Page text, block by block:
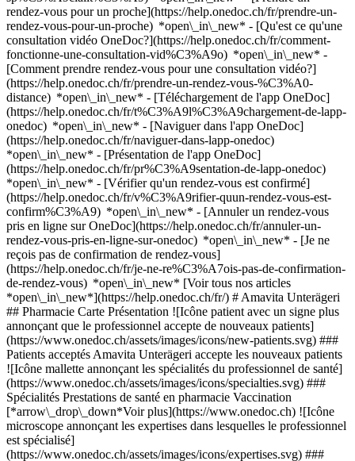
rendez-vous pour un proche](https://help.onedoc.ch/fr/prendre-un-
rendez-vous-pour-un-proche) *open\_in\_new* - [Qu'est ce qu'une
consultation vidéo OneDoc?](https://help.onedoc.ch/fr/comment-
fonctionne-une-consultation-vid%C3%A9o) *open\_in\_new* -
[Comment prendre rendez-vous pour une consultation vidéo?]
(https://help.onedoc.ch/fr/prendre-un-rendez-vous-%C3%A0-
distance) *open\_in\_new* - [Téléchargement de l'app OneDoc]
(https://help.onedoc.ch/fr/t%C3%A9l%C3%A9chargement-de-lapp-
onedoc) *open\_in\_new* - [Naviguer dans l'app OneDoc]
(https://help.onedoc.ch/fr/naviguer-dans-lapp-onedoc)
*open\_in\_new* - [Présentation de l'app OneDoc]
(https://help.onedoc.ch/fr/pr%C3%A9sentation-de-lapp-onedoc)
*open\_in\_new* - [Vérifier qu'un rendez-vous est confirmé](https://help.onedoc.ch/fr/v%C3%A9rifier-quun-rendez-vous-est-confirm%C3%A9) *open\_in\_new* - [Annuler un rendez-vous pris en ligne sur OneDoc](https://help.onedoc.ch/fr/annuler-un-rendez-vous-pris-en-ligne-sur-onedoc) *open\_in\_new* - [Je ne reçois pas de confirmation de rendez-vous](https://help.onedoc.ch/fr/je-ne-re%C3%A7ois-pas-de-confirmation-de-rendez-vous) *open\_in\_new* [Voir tous nos articles *open\_in\_new*](https://help.onedoc.ch/fr/) # Amavita Unterägeri ## Pharmacie Carte Présentation ![Icône patient avec un signe plus annonçant que le professionnel accepte de nouveaux patients](https://www.onedoc.ch/assets/images/icons/new-patients.svg) ### Patients acceptés Amavita Unterägeri accepte les nouveaux patients ![Icône mallette annonçant les spécialités du professionnel de santé](https://www.onedoc.ch/assets/images/icons/specialties.svg) ### Spécialités Prestations de santé en pharmacie Vaccination [*arrow\_drop\_down*Voir plus](https://www.onedoc.ch) ![Icône microscope annonçant les expertises dans lesquelles le professionnel est spécialisé](https://www.onedoc.ch/assets/images/icons/expertises.svg) ### Expertises Allergie | AllergoTest | Bilan allergologique Bas de compression Diabète Mesure du cholestérol Perçage d'oreilles Prévention cardio-vasculaire | CardioCheck | CardioTest Taping Test des protéines C-réactives (CRP) Vaccination encéphalite à tiques (FSME) Vaccination grippe Vaccination hépatite A/B Vaccination tétanos - diphtérie - coqueluche (DTP) [*arrow\_drop\_down*Voir plus](https://www.onedoc.ch) ![Marqueur annonçant la carte et les informations d’accès du cabinet](https://www.onedoc.ch/assets/images/icons/map.svg) ### Carte et informations d'accès #### Amavita Unterägeri Zugerstrasse 32 6314 Unterägeri #### Horaire d'ouverture Actuellement fermé - Ouvre à 08:00 *expand\_more* Lundi: 08:00 - 18:45 Mardi: 08:00 - 18:45 Mercredi: 08:00 - 18:45 Jeudi: 08:00 - 18:45 Vendredi: 08:00 - 18:45 Samedi: 08:00 - 17:00 Dimanche: Fermé #### Amavita Apotheke [Nos pharmacies](https://www.onedoc.ch/fr/reseau-de-pharmacies/gtj/amavita-apotheke "Nos pharmacies - Amavita Apotheke") #### Site web [Voir le site *open\_in\_new*](https://www.amavita.ch/fr/trouver-une-pharmacie/amavita-apotheke-unterageri) ![Icône document annonçant la présentation de l’établissement](https://www.onedoc.ch/assets/images/icons/presentation.svg) ### Présentation de l'établissement __Amavita Unterägeri__, __pharmacie__ à Unterägeri, vous reçoit sur rendez-vous. Pour plus d'informations et pour prendre rendez-vous, composez le [058 878 23 60](tel:+41588782360). [](https://assets.onedoc.ch/images/entities/f10eb7eab2e40a36396a0a415d2e2fc1100278dd91ea2a9c6b343ad2f3bfee56.png) ![Icône bulle de dialogue annonçant la section FAQ](https://www.onedoc.ch/assets/images/icons/faq.svg) ### FAQ *expand\_more* *keyboard\_arrow\_right* ## Quelle est l'adresse de Amavita Unterägeri? Amavita Unterägeri reçoit des patients à Zugerstrasse 32, 6314 Unterägeri. * * * *keyboard\_arrow\_right* ## Quels sont les horaires d'ouverture de Amavita Unterägeri? Amavita Unterägeri est ouvert: - Le lundi de 08:00 à 18:45 - Le mardi de 08:00 à 18:45 - Le mercredi de 08:00 à 18:45 - Le jeudi de 08:00 à 18:45 - Le vendredi de 08:00 à 18:45 - Le samedi de 08:00 à 17:00 - Le dimanche fermé * * * *keyboard\_arrow\_right* ## Quel est le site web de Amavita Unterägeri? Vous pouvez consulter le site web de Amavita Unterägeri à l'adresse suivante: [https://www.amavita.ch/fr/trou... *open\_in\_new*](https://www.amavita.ch/fr/trouver-une-pharmacie/amavita-apotheke-unterageri) . * * * *keyboard\_arrow\_right* ## Quel est le numéro de téléphone de Amavita Unterägeri? Le numéro de téléphone de Amavita Unterägeri est [058 878 23 60](tel:+41588782360). * * * *keyboard\_arrow\_right* ## Quelles sont les spécialités pratiquées au sein de Amavita Unterägeri? Amavita Unterägeri propose des consultations en [Prestations de santé en pharmacie](https://www.onedoc.ch/fr/prestations-de-sante-en-pharmacie/unterageri) et [Vaccination](https://www.onedoc.ch/fr/centre-de-vaccination/unterageri). * * * *keyboard\_arrow\_right* ## Quelles sont les expertises de Amavita Unterägeri? Les expertises de Amavita Unterägeri sont: [Allergie | AllergoTest | Bilan allergologique](https://www.onedoc.ch/fr/allergie-allergotest-bilan-allergologique/unterageri), [Bas de compression](https://www.onedoc.ch/fr/bas-de-compression/unterageri), [Diabète](https://www.onedoc.ch/fr/diabete/unterageri), [Mesure du cholestérol](https://www.onedoc.ch/fr/mesure-du-cholesterol/unterageri), [Perçage d'oreilles](https://www.onedoc.ch/fr/percage-d-oreilles/unterageri), [Prévention cardio-vasculaire | CardioCheck | CardioTest](https://www.onedoc.ch/fr/prevention-cardio-vasculaire-cardiocheck-cardiotest/unterageri), [Taping](https://www.onedoc.ch/fr/taping/unterageri), [Test des protéines C-réactives (CRP)](https://www.onedoc.ch/fr/test-des-proteines-c-reactives-crp/unterageri), [Vaccination encéphalite à tiques (FSME)](https://www.onedoc.ch/fr/vaccination-encephalite-a-tiques-fsme/unterageri), [Vaccination grippe](https://www.onedoc.ch/fr/vaccination-grippe/unterageri), [Vaccination hépatite A/B](https://www.onedoc.ch/fr/vaccination-hepatite-a-b/unterageri) et [Vaccination tétanos - diphtérie - coqueluche (DTP)](https://www.onedoc.ch/fr/vaccination-tetanos-diphterie-coqueluche-dtp/unterageri). * * * *keyboard\_arrow\_right* ## Est-ce que Amavita Unterägeri accepte les nouveaux patients? Oui, Amavita Unterägeri accepte les nouveaux patients. Pour prendre rendez-vous, les nouveaux patients peuvent facilement réserver en ligne via OneDoc. * * * *keyboard\_arrow\_right* ## Quelles sont les langues parlées au sein de Amavita Unterägeri? Amavita Unterägeri propose des consultations en Allemand. 1. [OneDoc](https://www.onedoc.ch/fr/)/ 2. [Pharmacie](https://www.onedoc.ch/fr/pharmacie)/ 3. [Canton de Zoug](https://www.onedoc.ch/fr/pharmacie/canton-de-zoug)/ 4. [Unterägeri](https://www.onedoc.ch/fr/pharmacie/unterageri)/ 5. Amavita Unterägeri ### Prenez RDV avec Amavita Unterägeri Renseignez les informations suivantes 1 Spécialité Sélectionnez une spécialité * * * *touch\_app* Choisissez un créneau horaire *chevron\_left* mer. 05 août *chevron\_right* Voir plus de rendez-vous Créneau horaire Prendre rendez-vous ### Téléchargez l'app OneDoc Prenez rendez-vous en ligne chez un médecin, un dentiste ou un thérapeute proche de vous en Suisse. L'application OneDoc vous permet de gérer tous vos rendez-vous médicaux depuis votre natel, n'importe où et n'importe quand. ![Code QR redirigeant vers l’App Store ou Google Play pour télécharger l’app OneDoc Patients](https://www.onedoc.ch/assets/images/download-app-qr.jpeg) Scannez le QR code pour télécharger l’application [![Téléchargez notre application sur l'App Store!](https://www.onedoc.ch/assets/images/app-store-badge-fr.svg)](https://apps.apple.com/ch/app/onedoc/id1592376413?l=fr)[![Téléchargez notre application sur le Google Play Store!](https://www.onedoc.ch/assets/images/google-play-badge-fr.png)](https://play.google.com/store/apps/details?id=ch.onedoc.patient&hl=fr-CH) *keyboard\_arrow\_right* ## Recherches associées [Centre de vaccination à Zurich](https://www.onedoc.ch/fr/centre-de-vaccination/zurich)[Prestations de santé en pharmacie à Zurich](https://www.onedoc.ch/fr/prestations-de-sante-en-pharmacie/zurich)[Prestations de santé en pharmacie à Winterthour](https://www.onedoc.ch/fr/prestations-de-sante-en-pharmacie/winterthour)[Centre de vaccination à Zoug](https://www.onedoc.ch/fr/centre-de-vaccination/zoug)[Centre de vaccination à Winterthour](https://www.onedoc.ch/fr/centre-de-vaccination/winterthour)[Centre de vaccination à Aarau](https://www.onedoc.ch/fr/centre-de-vaccination/aarau)[Prestations de santé en pharmacie à Lucerne](https://www.onedoc.ch/fr/prestations-de-sante-en-pharmacie/lucerne)[Prestations de santé en pharmacie à Niederglatt ZH](https://www.onedoc.ch/fr/prestations-de-sante-en-pharmacie/niederglatt?state=ZH)[Centre de vaccination à Lucerne](https://www.onedoc.ch/fr/centre-de-vaccination/lucerne)[Prestations de santé en pharmacie à Rapperswil-Jona](https://www.onedoc.ch/fr/prestations-de-sante-en-pharmacie/rapperswil-jona)[Centre de vaccination à Kriens](https://www.onedoc.ch/fr/centre-de-vaccination/kriens)[Prestations de santé en pharmacie à Kriens](https://www.onedoc.ch/fr/prestations-de-sante-en-pharmacie/kriens)[Centre de vaccination à Rapperswil-Jona](https://www.onedoc.ch/fr/centre-de-vaccination/rapperswil-jona)[Centre de vaccination à Wallisellen](https://www.onedoc.ch/fr/centre-de-vaccination/wallisellen)[Prestations de santé en pharmacie à Wallisellen](https://www.onedoc.ch/fr/prestations-de-sante-en-pharmacie/wallisellen)[Centre de vaccination à Wettingen](https://www.onedoc.ch/fr/centre-de-vaccination/wettingen)[Centre de vaccination à Stäfa](https://www.onedoc.ch/fr/centre-de-vaccination/stafa)[Centre de vaccination à Uster](https://www.onedoc.ch/fr/centre-de-vaccination/uster)[Centre de vaccination à Dübendorf](https://www.onedoc.ch/fr/centre-de-vaccination/dubendorf)[Centre de vaccination à Baden](https://www.onedoc.ch/fr/centre-de-vaccination/baden)[Centre de vaccination à Opfikon](https://www.onedoc.ch/fr/centre-de-vaccination/opfikon) *keyboard\_arrow\_right* ## Recherches fréquentes [Pharmacie à Zoug](https://www.onedoc.ch/fr/pharmacie/zoug)[Pharmacie à Baar](https://www.onedoc.ch/fr/pharmacie/baar)[Pharmacie à Unterägeri](https://www.onedoc.ch/fr/pharmacie/unterageri) *keyboard\_arrow\_right* ## Trouver un établissement [Cabinet médical](https://www.onedoc.ch/fr/cabinet-medical)[Centre médical](https://www.onedoc.ch/fr/centre-medical)[Cabinet de groupe](https://www.onedoc.ch/fr/cabinet-de-groupe)[Cabinet dentaire](https://www.onedoc.ch/fr/cabinet-dentaire)[Pharmacie](h